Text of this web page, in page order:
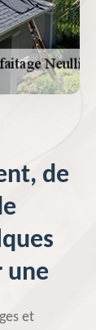
de
une
et